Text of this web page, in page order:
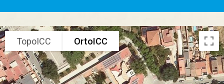
TopoICC OrtoICC